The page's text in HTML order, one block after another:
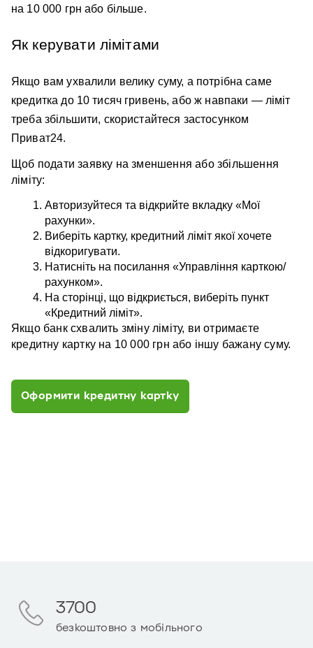
на 10 000 грн або більше.
Як керувати лімітами
Якщо вам ухвалили велику суму, а потрібна саме
кредитка до 10 тисяч гривень, або ж навпаки — ліміт
треба збільшити, скористайтеся застосунком
Приват24.
Щоб подати заявку на зменшення або збільшення
ліміту:
Авторизуйтеся та відкрийте вкладку «Мої
рахунки».
Виберіть картку, кредитний ліміт якої хочете
відкоригувати.
Натисніть на посилання «Управління карткою/
рахунком».
На сторінці, що відкриється, виберіть пункт
«Кредитний ліміт».
Якщо банк схвалить зміну ліміту, ви отримаєте
кредитну картку на 10 000 грн або іншу бажану суму.
Оформити кредитну картку
3700
безкоштовно з мобільного